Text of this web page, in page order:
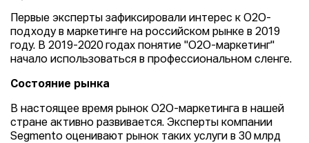
Первые эксперты зафиксировали интерес к О2О-
подходу в маркетинге на российском рынке в 2019
году. В 2019-2020 годах понятие "О2О-маркетинг"
начало использоваться в профессиональном сленге.
Состояние рынка
В настоящее время рынок О2О-маркетинга в нашей
стране активно развивается. Эксперты компании
Segmento оценивают рынок таких услуги в 30 млрд